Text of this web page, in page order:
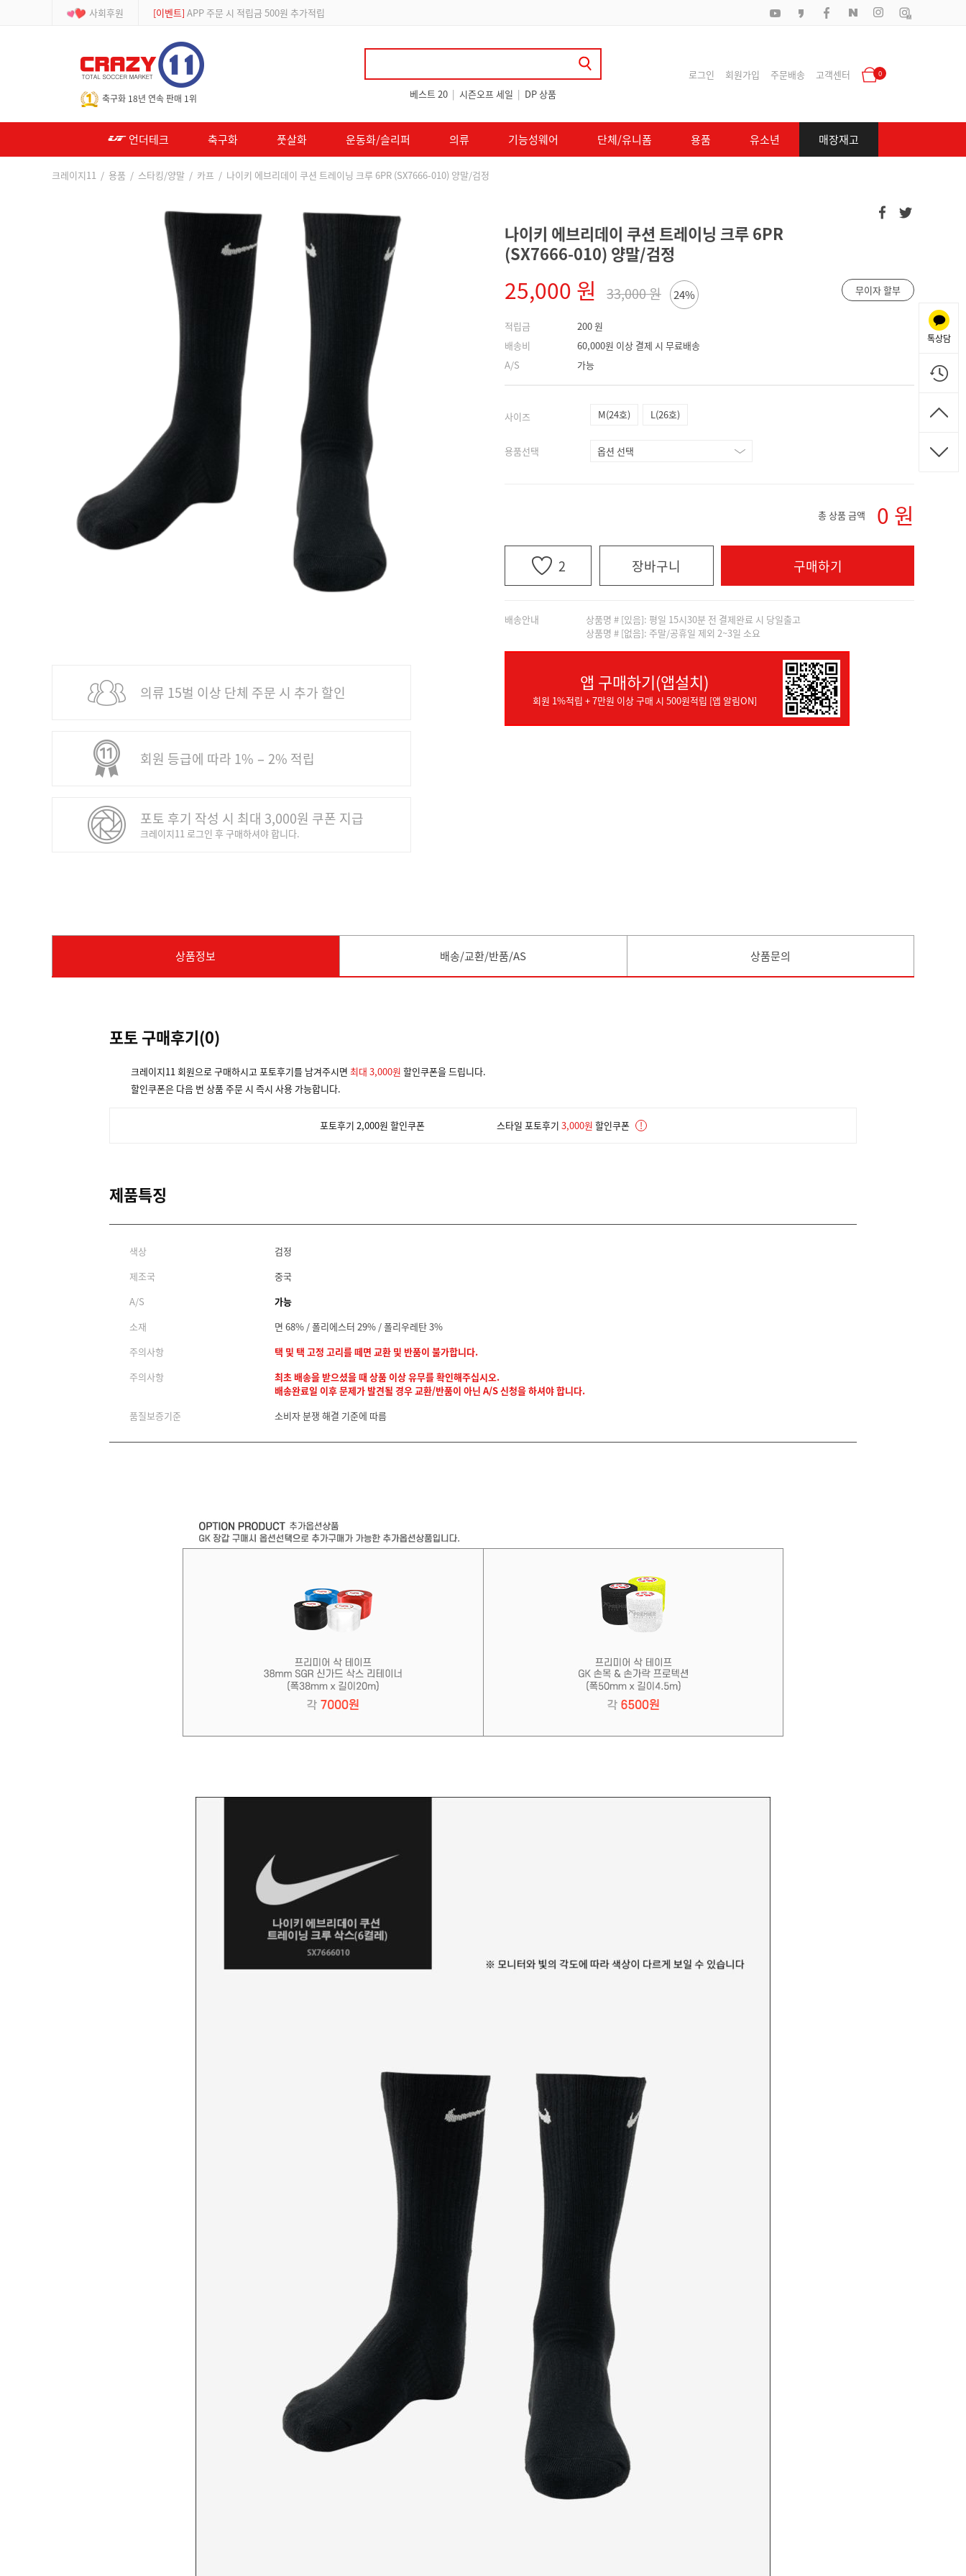
사회후원 [이벤트] APP 주문 시 적립금 500원 추가적립
축구화 18년 연속 판매 1위 베스트 20 | 시즌오프 세일 | DP 상품
로그인 회원가입 주문배송 고객센터 0
언더테크 축구화 풋살화 운동화/슬리퍼 의류 기능성웨어 단체/유니폼 용품 유소년 매장재고
크레이지11 / 용품 / 스타킹/양말 / 카프 / 나이키 에브리데이 쿠션 트레이닝 크루 6PR (SX7666-010) 양말/검정
의류 15벌 이상 단체 주문 시 추가 할인
회원 등급에 따라 1% − 2% 적립
포토 후기 작성 시 최대 3,000원 쿠폰 지급
크레이지11 로그인 후 구매하셔야 합니다.
나이키 에브리데이 쿠션 트레이닝 크루 6PR
(SX7666-010) 양말/검정
25,000 원 33,000 원 24% 무이자 할부
적립금
배송비
A/S
200 원
60,000원 이상 결제 시 무료배송
가능
사이즈 M(24호) L(26호)
용품선택
총 상품 금액 0 원
2 장바구니 구매하기
배송안내
상품명 # [있음]: 평일 15시30분 전 결제완료 시 당일출고
상품명 # [없음]: 주말/공휴일 제외 2~3일 소요
앱 구매하기(앱설치)
회원 1%적립 + 7만원 이상 구매 시 500원적립 [앱 알림ON]
상품정보 배송/교환/반품/AS 상품문의
포토 구매후기(0)
크레이지11 회원으로 구매하시고 포토후기를 남겨주시면 최대 3,000원 할인쿠폰을 드립니다.
할인쿠폰은 다음 번 상품 주문 시 즉시 사용 가능합니다.
포토후기 2,000원 할인쿠폰 스타일 포토후기 3,000원 할인쿠폰 !
제품특징
색상
검정
제조국
중국
A/S
가능
소재
면 68% / 폴리에스터 29% / 폴리우레탄 3%
주의사항
택 및 택 고정 고리를 떼면 교환 및 반품이 불가합니다.
주의사항
최초 배송을 받으셨을 때 상품 이상 유무를 확인해주십시오.
배송완료일 이후 문제가 발견될 경우 교환/반품이 아닌 A/S 신청을 하셔야 합니다.
품질보증기준
소비자 분쟁 해결 기준에 따름
톡상담